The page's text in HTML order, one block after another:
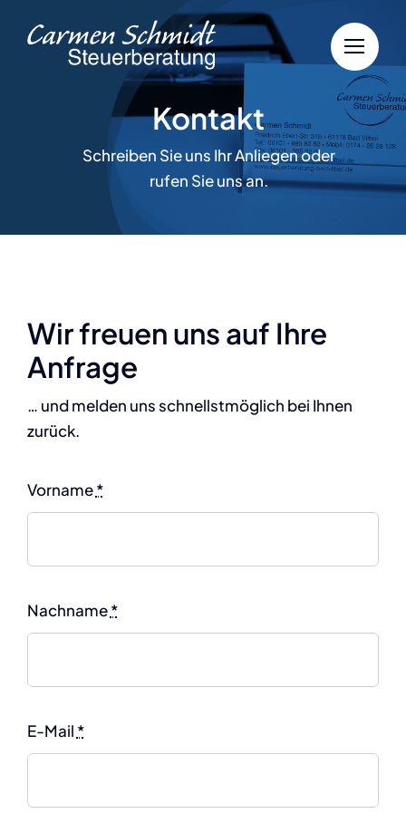
Inhalt
Kontakt
Schreiben Sie uns Ihr Anliegen oder
rufen Sie uns an.
Wir freuen uns auf Ihre
Anfrage
… und melden uns schnellstmöglich bei Ihnen
zurück.
Vorname*
Nachname*
E-Mail *